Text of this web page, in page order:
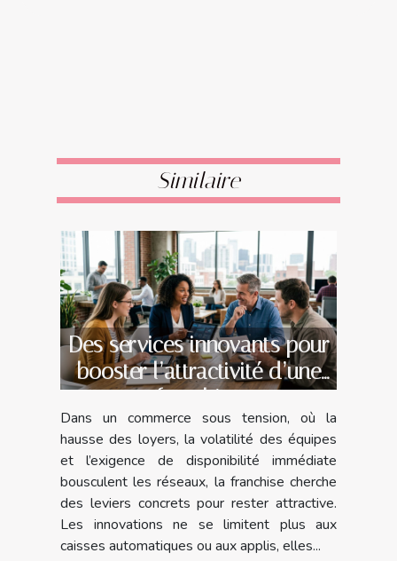
Similaire
Des services innovants pour
booster l’attractivité d’une
franchise
Dans un commerce sous tension, où la
hausse des loyers, la volatilité des équipes
et l’exigence de disponibilité immédiate
bousculent les réseaux, la franchise cherche
des leviers concrets pour rester attractive.
Les innovations ne se limitent plus aux
caisses automatiques ou aux applis, elles...